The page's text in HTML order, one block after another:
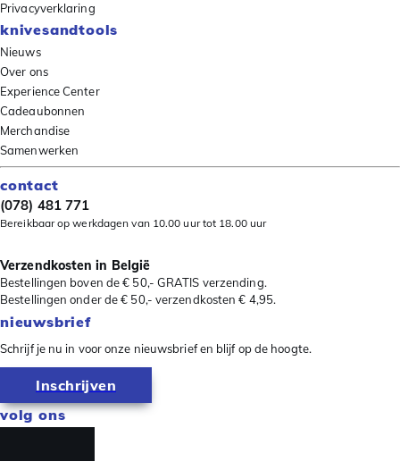
Privacyverklaring
knivesandtools
Nieuws
Over ons
Experience Center
Cadeaubonnen
Merchandise
Samenwerken
contact
(078) 481 771
Bereikbaar op werkdagen van 10.00 uur tot 18.00 uur
Verzendkosten in België
Bestellingen boven de € 50,- GRATIS verzending.
Bestellingen onder de € 50,- verzendkosten € 4,95.
nieuwsbrief
Schrijf je nu in voor onze nieuwsbrief en blijf op de hoogte.
Inschrijven
volg ons